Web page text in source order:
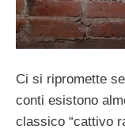
Ci si ripromette
conti esistono
classico “cattivo